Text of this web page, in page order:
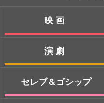
映画
演劇
セレブ＆ゴシップ